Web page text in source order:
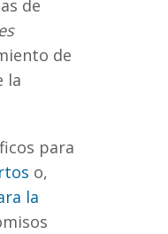
in the
de
de
la
para
o,
la